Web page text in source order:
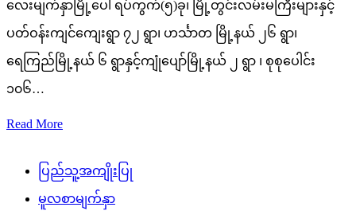
လေးမျက်နှာမြို့ပေါ် ရပ်ကွက်(၅)ခု၊ မြို့တွင်းလမ်းမကြီးများနှင့်
ပတ်ဝန်းကျင်ကျေးရွာ ၇၂ ရွာ၊ ဟင်္သာတ မြို့နယ် ၂၆ ရွာ၊
ရေကြည်မြို့နယ် ၆ ရွာနှင့်ကျုံပျော်မြို့နယ် ၂ ရွာ ၊ စုစုပေါင်း
၁၀၆…
Read More
ပြည်သူ့အကျိုးပြု
မူလစာမျက်နှာ